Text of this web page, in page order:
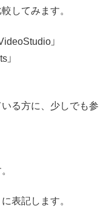
してみます。
」
」
る方に、少しでも参
表記します。